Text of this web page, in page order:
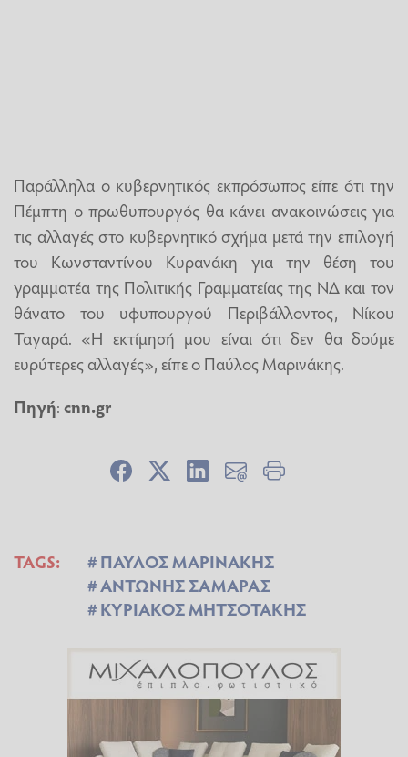
Παράλληλα ο κυβερνητικός εκπρόσωπος είπε ότι την
Πέμπτη ο πρωθυπουργός θα κάνει ανακοινώσεις για
τις αλλαγές στο κυβερνητικό σχήμα μετά την επιλογή
του Κωνσταντίνου Κυρανάκη για την θέση του
γραμματέα της Πολιτικής Γραμματείας της ΝΔ και τον
θάνατο του υφυπουργού Περιβάλλοντος, Νίκου
Ταγαρά. «Η εκτίμησή μου είναι ότι δεν θα δούμε
ευρύτερες αλλαγές», είπε ο Παύλος Μαρινάκης.
Πηγή:cnn.gr
TAGS:
ΠΑΥΛΟΣ ΜΑΡΙΝΑΚΗΣ
ΑΝΤΩΝΗΣ ΣΑΜΑΡΑΣ
ΚΥΡΙΑΚΟΣ ΜΗΤΣΟΤΑΚΗΣ